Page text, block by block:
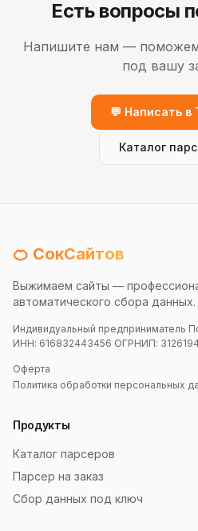
Есть вопросы
Напишите нам —
под вашу
💬 Написать в
Каталог
🍊 СокСайтов
Выжимаем сайты —
автоматического сбора данных.
Индивидуальный предприниматель
ИНН: 616832443456 ОГРНИП:
Оферта
Политика обработки персональных
Продукты
Каталог парсеров
Парсер на заказ
Сбор данных под ключ